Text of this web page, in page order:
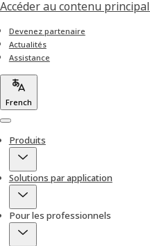
Accéder au contenu principal
Devenez partenaire
Actualités
Assistance
French
Menu
Produits
Solutions par application
Pour les professionnels